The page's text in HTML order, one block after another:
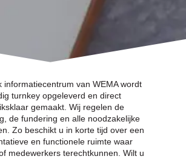
informatiecentrum van WEMA wordt
turnkey opgeleverd en direct
gemaakt. Wij regelen de
de fundering en alle noodzakelijke
Zo beschikt u in korte tijd over een
en functionele ruimte waar
medewerkers terechtkunnen. Wilt u